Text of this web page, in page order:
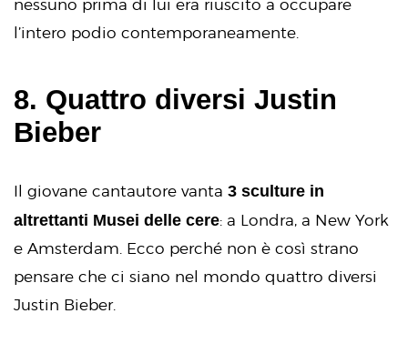
nessuno prima di lui era riuscito a occupare
l’intero podio contemporaneamente.
8. Quattro diversi Justin
Bieber
Il giovane cantautore vanta 3 sculture in
altrettanti Musei delle cere: a Londra, a New York
e Amsterdam. Ecco perché non è così strano
pensare che ci siano nel mondo quattro diversi
Justin Bieber.